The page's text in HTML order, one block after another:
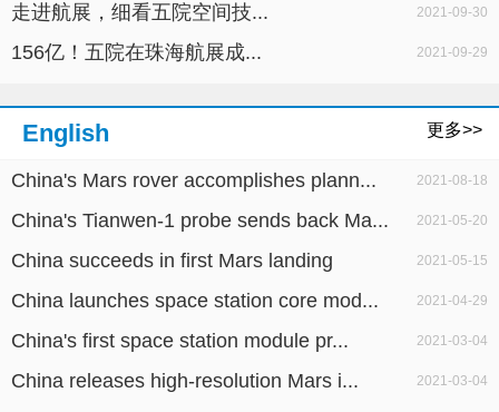
走进航展，细看五院空间技... 2021-09-30
156亿！五院在珠海航展成... 2021-09-29
English 更多>>
China's Mars rover accomplishes plann... 2021-08-18
China's Tianwen-1 probe sends back Ma... 2021-05-20
China succeeds in first Mars landing 2021-05-15
China launches space station core mod... 2021-04-29
China's first space station module pr... 2021-03-04
China releases high-resolution Mars i... 2021-03-04